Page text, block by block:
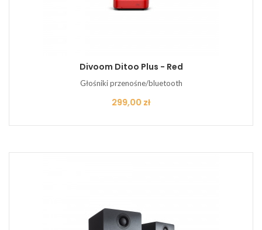
Divoom Ditoo Plus - Red
Głośniki przenośne/bluetooth
Cena
299,00 zł